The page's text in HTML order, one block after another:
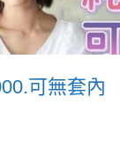
可無套內